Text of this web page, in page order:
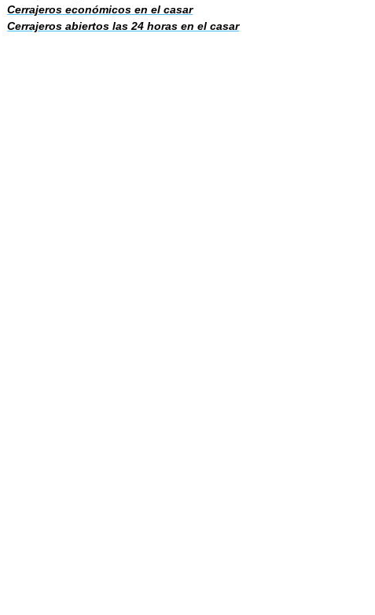
Cerrajeros económicos en el casar
Cerrajeros abiertos las 24 horas en el casar